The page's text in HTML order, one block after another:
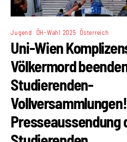
Jugend ÖH-Wahl 2025 Österreich
Uni-Wien
Völkermord
Studierenden-
Presseaussendung